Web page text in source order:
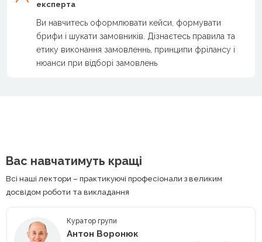
експерта
Ви навчитесь оформлювати кейси, формувати
брифи і шукати замовників. Дізнаєтесь правила та
етику виконання замовленнь, принципи фрілансу і
нюанси при відборі замовлень
Вас навчатимуть кращі
Всі наші лектори – практикуючі професіонали з великим
досвідом роботи та викладання
Куратор групи
Антон Воронюк